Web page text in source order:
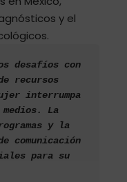
y el
desafíos con
recursos
interrumpa
La
y la
comunicación
para su